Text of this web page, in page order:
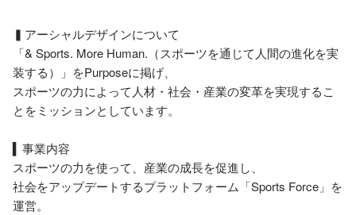
▍アーシャルデザインについて
「& Sports. More Human.（スポーツを通じて人間の進化を実
装する）」をPurposeに掲げ、
スポーツの力によって人材・社会・産業の変革を実現するこ
とをミッションとしています。
▍事業内容
スポーツの力を使って、産業の成長を促進し、
社会をアップデートするプラットフォーム「Sports Force」を
運営。